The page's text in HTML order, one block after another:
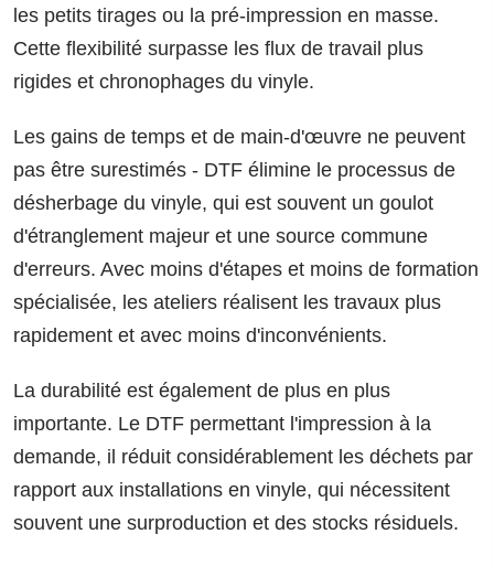
les petits tirages ou la pré-impression en masse.
Cette flexibilité surpasse les flux de travail plus
rigides et chronophages du vinyle.
Les gains de temps et de main-d'œuvre ne peuvent
pas être surestimés - DTF élimine le processus de
désherbage du vinyle, qui est souvent un goulot
d'étranglement majeur et une source commune
d'erreurs. Avec moins d'étapes et moins de formation
spécialisée, les ateliers réalisent les travaux plus
rapidement et avec moins d'inconvénients.
La durabilité est également de plus en plus
importante. Le DTF permettant l'impression à la
demande, il réduit considérablement les déchets par
rapport aux installations en vinyle, qui nécessitent
souvent une surproduction et des stocks résiduels.